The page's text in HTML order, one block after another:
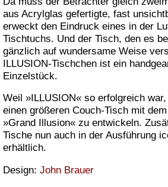
aus Acrylglas gefertigte, fast
erweckt den Eindruck eines in der
Tischtuchs. Und der Tisch, den es
gänzlich auf wundersame Weise
ILLUSION-Tischchen ist ein
Einzelstück.
Weil »ILLUSION« so erfolgreich
einen größeren Couch-Tisch mit
»Grand Illusion« zu entwickeln.
Tische nun auch in der Ausführung
erhältlich.
Design: John Brauer